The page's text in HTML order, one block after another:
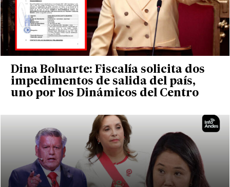
Dina Boluarte: Fiscalía solicita dos
impedimentos de salida del país,
uno por los Dinámicos del Centro